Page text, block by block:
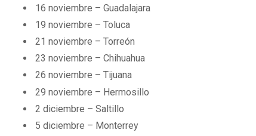
16 noviembre – Guadalajara
19 noviembre – Toluca
21 noviembre – Torreón
23 noviembre – Chihuahua
26 noviembre – Tijuana
29 noviembre – Hermosillo
2 diciembre – Saltillo
5 diciembre – Monterrey